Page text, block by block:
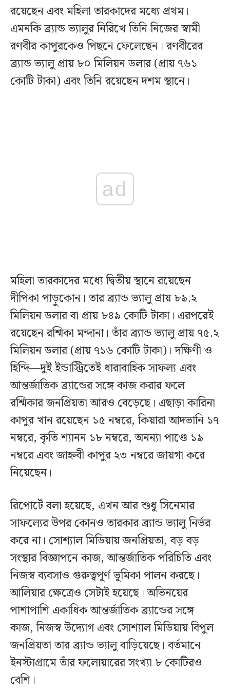
রয়েছেন এবং মহিলা তারকাদের মধ্যে প্রথম।
এমনকি ব্র্যান্ড ভ্যালুর নিরিখে তিনি নিজের স্বামী
রণবীর কাপুরকেও পিছনে ফেলেছেন। রণবীরের
ব্র্যান্ড ভ্যালু প্রায় ৮০ মিলিয়ন ডলার (প্রায় ৭৬১
কোটি টাকা) এবং তিনি রয়েছেন দশম স্থানে।
ad
মহিলা তারকাদের মধ্যে দ্বিতীয় স্থানে রয়েছেন
দীপিকা পাড়ুকোন। তার ব্র্যান্ড ভ্যালু প্রায় ৮৯.২
মিলিয়ন ডলার বা প্রায় ৮৪৯ কোটি টাকা। এরপরেই
রয়েছেন রশ্মিকা মন্দানা। তাঁর ব্র্যান্ড ভ্যালু প্রায় ৭৫.২
মিলিয়ন ডলার (প্রায় ৭১৬ কোটি টাকা)। দক্ষিণী ও
হিন্দি—দুই ইন্ডাস্ট্রিতেই ধারাবাহিক সাফল্য এবং
আন্তর্জাতিক ব্র্যান্ডের সঙ্গে কাজ করার ফলে
রশ্মিকার জনপ্রিয়তা আরও বেড়েছে। এছাড়া কারিনা
কাপুর খান রয়েছেন ১৫ নম্বরে, কিয়ারা আদভানি ১৭
নম্বরে, কৃতি শ্যানন ১৮ নম্বরে, অনন্যা পাণ্ডে ১৯
নম্বরে এবং জাহ্নবী কাপুর ২৩ নম্বরে জায়গা করে
নিয়েছেন।
রিপোর্টে বলা হয়েছে, এখন আর শুধু সিনেমার
সাফল্যের উপর কোনও তারকার ব্র্যান্ড ভ্যালু নির্ভর
করে না। সোশ্যাল মিডিয়ায় জনপ্রিয়তা, বড় বড়
সংস্থার বিজ্ঞাপনে কাজ, আন্তর্জাতিক পরিচিতি এবং
নিজস্ব ব্যবসাও গুরুত্বপূর্ণ ভূমিকা পালন করছে।
আলিয়ার ক্ষেত্রেও সেটাই হয়েছে। অভিনয়ের
পাশাপাশি একাধিক আন্তর্জাতিক ব্র্যান্ডের সঙ্গে
কাজ, নিজস্ব উদ্যোগ এবং সোশ্যাল মিডিয়ায় বিপুল
জনপ্রিয়তা তার ব্র্যান্ড ভ্যালু বাড়িয়েছে। বর্তমানে
ইনস্টাগ্রামে তাঁর ফলোয়ারের সংখ্যা ৮ কোটিরও
বেশি।